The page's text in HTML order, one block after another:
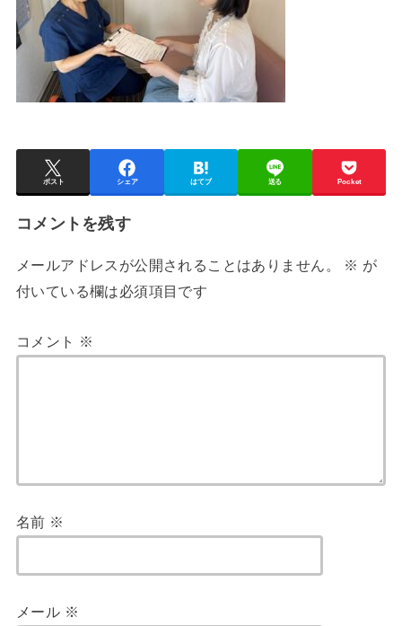
ポスト シェア はてブ 送る Pocket
コメントを残す
メールアドレスが公開されることはありません。 ※ が
付いている欄は必須項目です
コメント ※
名前 ※
メール ※